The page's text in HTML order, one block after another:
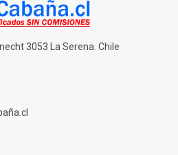
3053 La Serena. Chile